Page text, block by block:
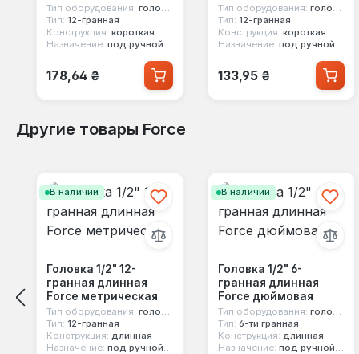
Тип оборудования: головка стандартная
Тип: 12-гранная
Конструкция: короткая
Назначение: под ручной инструмент
Обычная цена:
178,64 ₴
Тип оборудования: головка стандартная
Тип: 12-гранная
Конструкция: короткая
Назначение: под ручной инструмент
Обычная цена:
133,95 ₴
Другие товары Force
В наличии
Головка 1/2" 12-
гранная длинная
Force метрическая
Тип оборудования: головка стандартная
Тип: 12-гранная
Конструкция: длинная
Назначение: под ручной инструмент
В наличии
Головка 1/2" 6-
гранная длинная
Force дюймовая
Тип оборудования: головка стандартная
Тип: 6-ти гранная
Конструкция: длинная
Назначение: под ручной инструмент